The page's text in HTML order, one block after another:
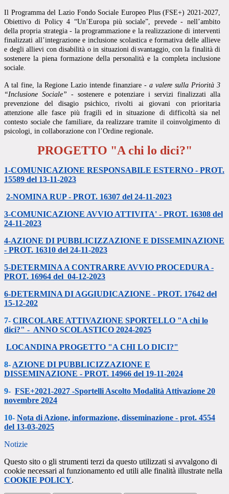
Il Programma del Lazio Fondo Sociale Europeo Plus (FSE+) 2021-2027,
Obiettivo di Policy 4 “Un’Europa più sociale”, prevede - nell’ambito
della propria strategia - la programmazione e la realizzazione di interventi
finalizzati all’integrazione e inclusione scolastica e formativa delle allieve
e degli allievi con disabilità o in situazioni disvantaggio, con la finalità di
sostenere la piena formazione della personalità e la completa inclusione
sociale.
A tal fine, la Regione Lazio intende finanziare -a valere sulla Priorità 3
“Inclusione Sociale” - sostenere e potenziare i servizi finalizzati alla
prevenzione del disagio psichico, rivolti ai giovani con prioritaria
attenzione alle fasce più fragili ed in situazione di difficoltà sia nel
contesto sociale che familiare, da realizzare tramite il coinvolgimento di
psicologi, in collaborazione con l’Ordine regionale.
PROGETTO "A chi lo dici?"
1-COMUNICAZIONE RESPONSABILE ESTERNO - PROT.
15589 del 13-11-2023
2-NOMINA RUP - PROT. 16307 del 24-11-2023
3-COMUNICAZIONE AVVIO ATTIVITA' - PROT. 16308 del
24-11-2023
4-AZIONE DI PUBBLICIZZAZIONE E DISSEMINAZIONE
- PROT. 16310 del 24-11-2023
5-DETERMINA A CONTRARRE AVVIO PROCEDURA -
PROT. 16964 del 04-12-2023
6-DETERMINA DI AGGIUDICAZIONE - PROT. 17642 del
15-12-202
7- CIRCOLARE ATTIVAZIONE SPORTELLO "A chi lo
dici?" - ANNO SCOLASTICO 2024-2025
LOCANDINA PROGETTO "A CHI LO DICI?"
8- AZIONE DI PUBBLICIZZAZIONE E
DISSEMINAZIONE - PROT. 14966 del 19-11-2024
9- FSE+2021-2027 -Sportelli Ascolto Modalità Attivazione 20
novembre 2024
10- Nota di Azione, informazione, disseminazione - prot. 4554
del 13-03-2025
Notizie
Questo sito o gli strumenti terzi da questo utilizzati si avvalgono di
cookie necessari al funzionamento ed utili alle finalità illustrate nella
COOKIE POLICY.